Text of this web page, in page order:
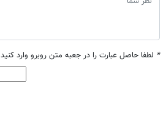
* لطفا حاصل عبارت را در جعبه متن روبرو وارد کنید